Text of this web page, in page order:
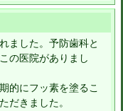
ました。予防歯科と
の医院がありまし
的にフッ素を塗るこ
だきました。